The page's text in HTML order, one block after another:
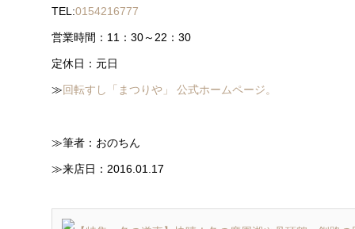
TEL:0154216777
営業時間：11：30～22：30
定休日：元日
≫回転すし「まつりや」 公式ホームページ。
≫筆者：おのちん
≫来店日：2016.01.17